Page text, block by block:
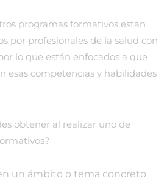
programas formativos están
por profesionales de la salud con
lo que están enfocados a que
esas competencias y habilidades
obtener al realizar uno de
un ámbito o tema concreto.